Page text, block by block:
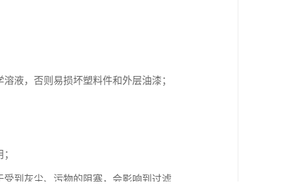
液，否则易损坏塑料件和外层油漆；
到灰尘、污物的阻塞，会影响到过滤